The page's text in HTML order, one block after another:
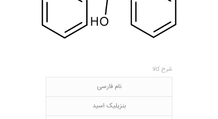
شرح کالا
نام فارسی
بنزیلیک اسید